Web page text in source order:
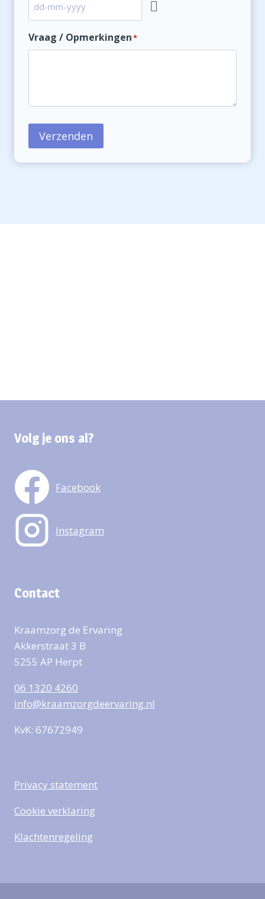
Vraag / Opmerkingen*
Verzenden
Volg je ons al?
Facebook
Instagram
Contact
Kraamzorg de Ervaring
Akkerstraat 3 B
5255 AP Herpt
06 1320 4260
info@kraamzorgdeervaring.nl
KvK: 67672949
Privacy statement
Cookie verklaring
Klachtenregeling